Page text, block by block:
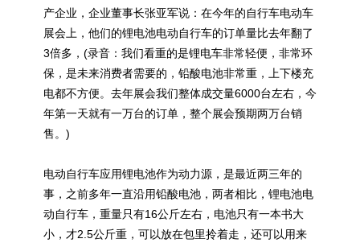
产企业，企业董事长张亚军说：在今年的自行车电动车
展会上，他们的锂电池电动自行车的订单量比去年翻了
3倍多，(录音：我们看重的是锂电车非常轻便，非常环
保，是未来消费者需要的，铅酸电池非常重，上下楼充
电都不方便。去年展会我们整体成交量6000台左右，今
年第一天就有一万台的订单，整个展会预期两万台销
售。)
电动自行车应用锂电池作为动力源，是最近两三年的
事，之前多年一直沿用铅酸电池，两者相比，锂电池电
动自行车，重量只有16公斤左右，电池只有一本书大
小，才2.5公斤重，可以放在包里拎着走，还可以用来